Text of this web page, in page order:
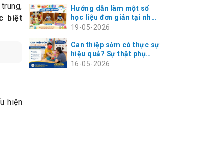
biệt
hiện
Hướng dẫn làm một số
học liệu đơn giản tại nhà
cho bé
19-05-2026
Can thiệp sớm có thực sự
hiệu quả? Sự thật phụ
huynh cần biết trước khi
16-05-2026